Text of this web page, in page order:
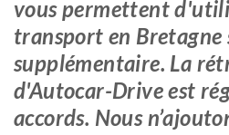
vous permettent
transport en Bretagne
supplémentaire. La
d'Autocar-Drive est
accords. Nous